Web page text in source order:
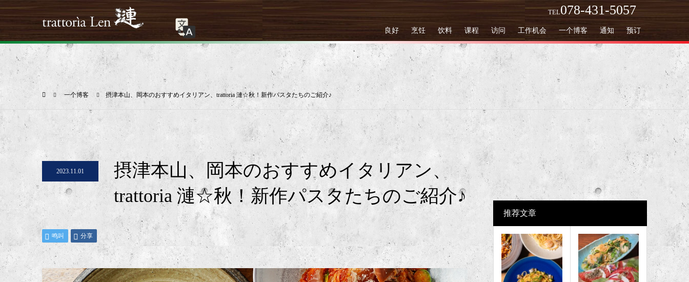
TEL078-431-5057
良好 烹饪 饮料 课程 访问 工作机会 一个博客 通知 预订
一个博客 摂津本山、岡本のおすすめイタリアン、trattoria 漣☆秋！新作パスタたちのご紹介♪
2023.11.01
摂津本山、岡本のおすすめイタリアン、
trattoria 漣☆秋！新作パスタたちのご紹介♪
鸣叫 分享
推荐文章